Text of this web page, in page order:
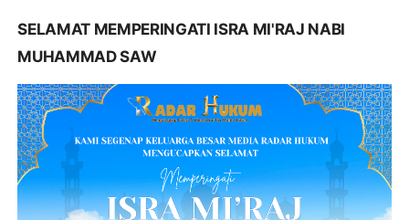
SELAMAT MEMPERINGATI ISRA MI'RAJ NABI
MUHAMMAD SAW